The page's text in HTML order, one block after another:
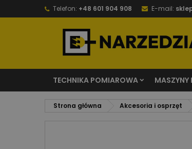
Telefon: +48 601 904 908 E-mail:
TECHNIKA POMIAROWA MASZYNY
Strona główna Akcesoria i osprzęt